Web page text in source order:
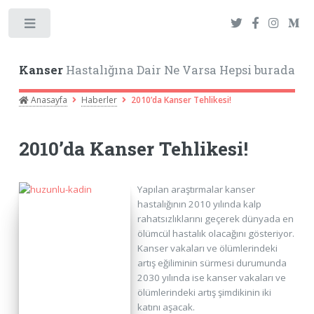
KanserHastalığına Dair Ne Varsa Hepsi burada
Anasayfa Haberler 2010’da Kanser Tehlikesi!
2010’da Kanser Tehlikesi!
Yapılan araştırmalar kanser
hastalığının 2010 yılında kalp
rahatsızlıklarını geçerek dünyada en
ölümcül hastalık olacağını gösteriyor.
Kanser vakaları ve ölümlerindeki
artış eğiliminin sürmesi durumunda
2030 yılında ise kanser vakaları ve
ölümlerindeki artış şimdikinin iki
katını aşacak.